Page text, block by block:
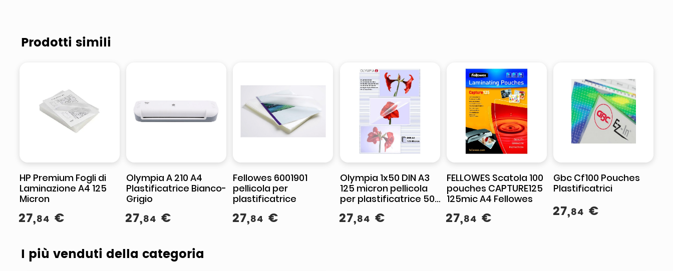
Prodotti simili
HP Premium Fogli di
Laminazione A4 125
Micron
27,84 €
Olympia A 210 A4
Plastificatrice Bianco-
Grigio
27,84 €
Fellowes 6001901
pellicola per
plastificatrice
27,84 €
Olympia 1x50 DIN A3
125 micron pellicola
per plastificatrice 50
27,84 €
FELLOWES Scatola 100
pouches CAPTURE125
125mic A4 Fellowes
27,84 €
Gbc Cf100 Pouches
Plastificatrici
27,84 €
I più venduti della categoria